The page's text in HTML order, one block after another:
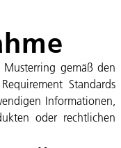
gemäß den
Standards
Informationen,
oder rechtlichen